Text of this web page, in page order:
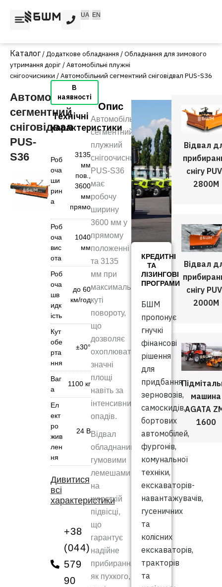
UA EN
/Додаткове обладнання /Обладнання для зимового
утримання доріг/Автомобільні плужні
снігоочисники / Автомобільний сегментний сніговідвал PUS-S36
Автомобільний
сегментний
сніговідвал
PUS-
S36
Технічні
характеристики
Роб
оча
ши
рин
а
3135
мм
пов.,
3600
мм
прямо
Роб
оча
вис
ота
1040
мм
Роб
оча
шв
идк
ість
до 60
км/год
Кут
обе
рта
ння
±30°
Ваг
а
1100 кг
Ел
ект
ро
жив
лен
ня
24 В
Дивитися
всі
характеристики
+38
(044)
579
90
Опис
Автомобільний
сегментний
плужний
снігоочисниксніговідвал
PUS-S36
має
робочу
ширину
3600 мм у
прямому
положенні
та 3135
мм при
максимальному
куті
повороту,
що
дозволяє
охоплювати
значні
площі
навіть за
інтенсивних
опадів.
Відвал
обладнаний
гумовими
лемешами
на
жорсткій
підвісці,
що
гарантує
надійне
прибирання
як пухкого,
КРЕДИТНІ
ТА
ЛІЗИНГОВІ
ПРОГРАМИ
БШМ
пропонує
гнучкі
фінансові
рішення
для
придбання
зерновозів,
самоскидів,
бортових
автомобілей,
фургонів,
комунальної
техніки,
екскаваторів-
навантажувачів,
гусеничних
та
колісних
екскаваторів,
тракторів
та
Відвал
снігу
2800M
Відвал
снігу
2000M
машина
AGATA
1600